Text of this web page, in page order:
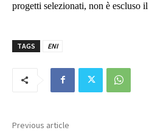
progetti selezionati, non è escluso
TAGS ENI
Previous article